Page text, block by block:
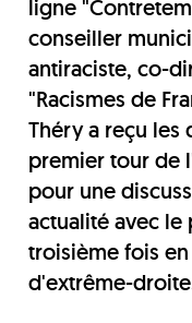
ligne
conseiller
antiraciste, co-
"Racismes de
Théry a reçu les
premier tour de
pour une
actualité avec le
troisième fois
d'extrême-